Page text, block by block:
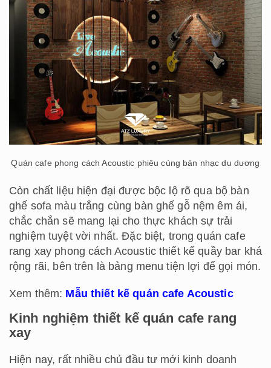
Quán cafe phong cách Acoustic phiêu cùng bản nhạc du dương
Còn chất liệu hiện đại được bộc lộ rõ qua bộ bàn
ghế sofa màu trắng cùng bàn ghế gỗ nệm êm ái,
chắc chắn sẽ mang lại cho thực khách sự trải
nghiệm tuyệt vời nhất. Đặc biệt, trong quán cafe
rang xay phong cách Acoustic thiết kế quầy bar khá
rộng rãi, bên trên là bảng menu tiện lợi để gọi món.
Xem thêm: Mẫu thiết kế quán cafe Acoustic
Kinh nghiệm thiết kế quán cafe rang
xay
Hiện nay, rất nhiều chủ đầu tư mới kinh doanh